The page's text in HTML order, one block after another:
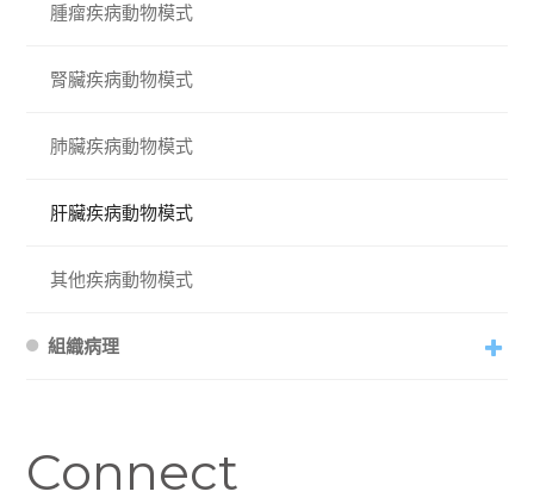
腫瘤疾病動物模式
腎臟疾病動物模式
肺臟疾病動物模式
肝臟疾病動物模式
其他疾病動物模式
組織病理
Connect